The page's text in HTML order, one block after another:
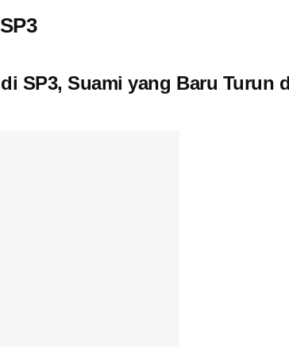
SP3, Suami yang Baru Turun